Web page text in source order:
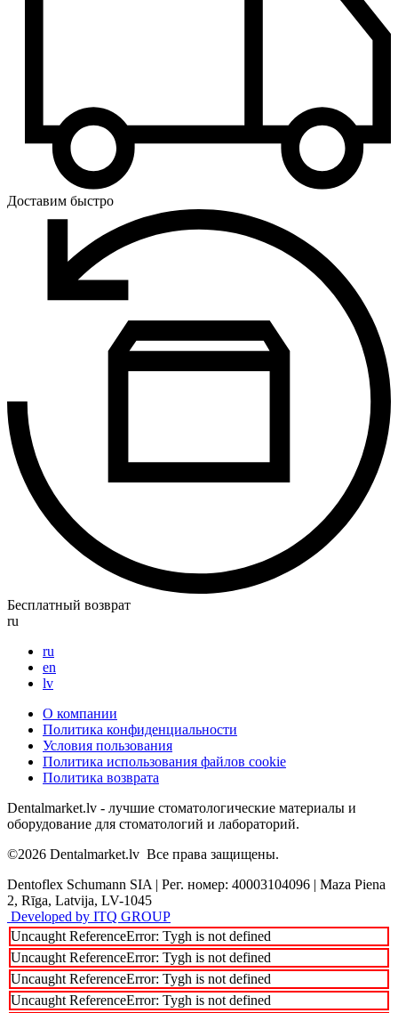
Доставим быстро
Бесплатный возврат
ru
ru
en
lv
О компании
Политика конфиденциальности
Условия пользования
Политика использования файлов cookie
Политика возврата
Dentalmarket.lv - лучшие стоматологические материалы и
оборудование для стоматологий и лабораторий.
©2026 Dentalmarket.lv Все права защищены.
Dentoflex Schumann SIA | Рег. номер: 40003104096 | Maza Piena
2, Rīga, Latvija, LV-1045
Developed by ITQ GROUP
Uncaught ReferenceError: Tygh is not defined
Uncaught ReferenceError: Tygh is not defined
Uncaught ReferenceError: Tygh is not defined
Uncaught ReferenceError: Tygh is not defined